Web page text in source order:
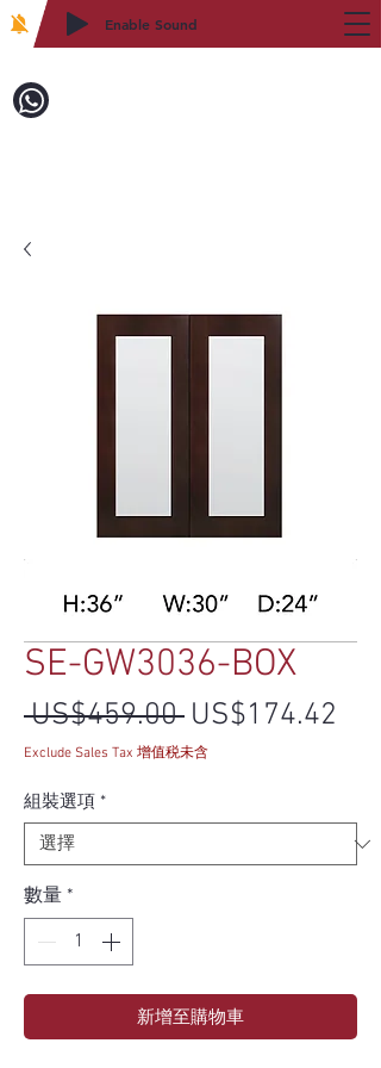
Enable Sound
SE-GW3036-BOX
US$459.00 一般價格
US$174.42
Exclude Sales Tax 增值税未含
組裝選項 *
數量 *
新增至購物車